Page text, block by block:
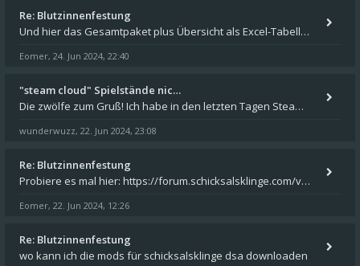
Re: Blutzinnenfestung
Und hier das Gesamtpaket plus Übersicht als Excel-Tabelle: https://forum.schicksalsklinge.com/viewtopic.php?f=239&t=156
Eomer, 24. Jun 2024, 22:40
"steam cloud" Spielstände nic…
Die zwölfe zum Gruß! Ich habe in den letzten Tagen Steam auf meinem Desktop PC mit Windows 11 installiert und über Steam
wunderwuzz, 22. Jun 2024, 23:08
Re: Blutzinnenfestung
Probiere es mal hier: https://forum.schicksalsklinge.com/viewtopic.php?f=239&t=15661
Eomer, 22. Jun 2024, 12:26
Re: Blutzinnenfestung
wo kann ich die mods für schicksalsklinge dsa downloaden